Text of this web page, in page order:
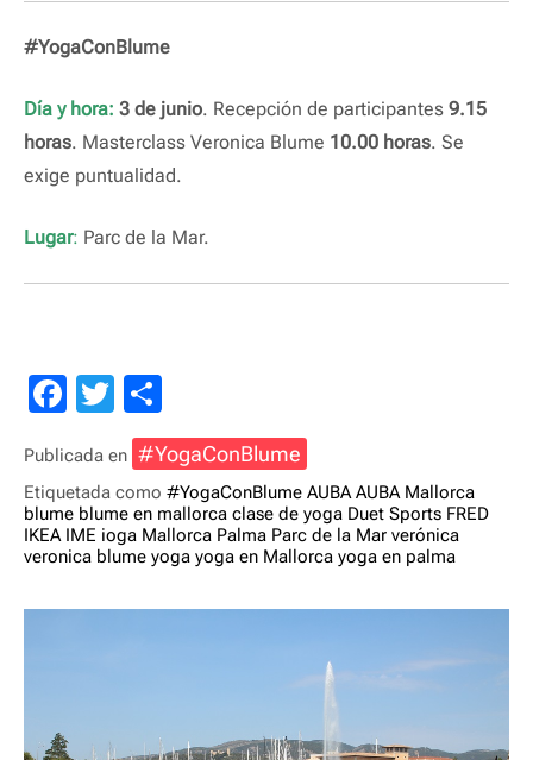
#YogaConBlume
Día y hora: 3 de junio. Recepción de participantes 9.15
horas. Masterclass Veronica Blume 10.00 horas. Se
exige puntualidad.
Lugar: Parc de la Mar.
F
c
e
b
o
T
wi
tt
er
o
m
p
ar
Publicada en #YogaConBlume
Etiquetada como #YogaConBlume AUBA AUBA Mallorca
blume blume en mallorca clase de yoga Duet Sports FRED
IKEA IME ioga Mallorca Palma Parc de la Mar verónica
veronica blume yoga yoga en Mallorca yoga en palma